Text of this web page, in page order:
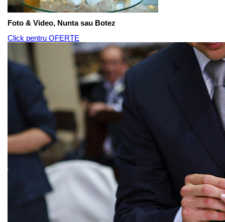
Foto & Video, Nunta sau Botez
Click pentru OFERTE